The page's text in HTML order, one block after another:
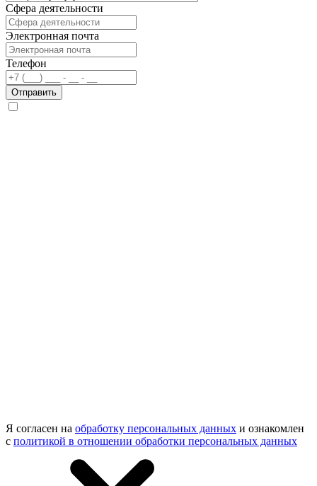
Сфера деятельности
Электронная почта
Телефон
Отправить
Я согласен на обработку персональных данных и ознакомлен
с политикой в отношении обработки персональных данных